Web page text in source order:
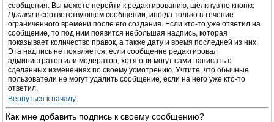
сообщения. Вы можете перейти к редактированию, щёлкнув по кнопке
Правка в соответствующем сообщении, иногда только в течение
ограниченного времени после его создания. Если кто-то уже ответил на
сообщение, то под ним появится небольшая надпись, которая
показывает количество правок, а также дату и время последней из них.
Эта надпись не появляется, если сообщение редактировал
администратор или модератор, хотя они могут сами написать о
сделанных изменениях по своему усмотрению. Учтите, что обычные
пользователи не могут удалить сообщение, если на него уже кто-то
ответил.
Вернуться к началу
Как мне добавить подпись к своему сообщению?